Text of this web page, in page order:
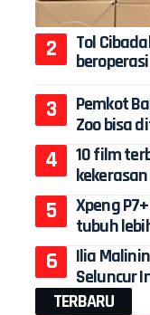
Tol
Pemkot
Zoo bisa
10 film
Xpeng
tubuh
Ilia
Seluncur
TERBARU